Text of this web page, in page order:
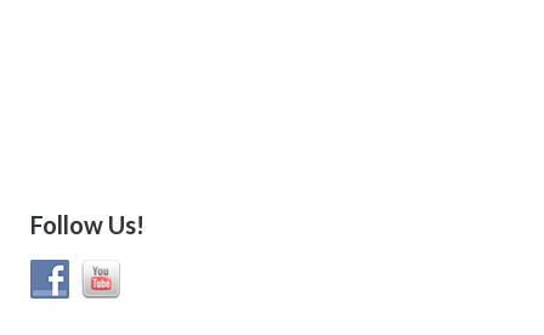
Follow Us!